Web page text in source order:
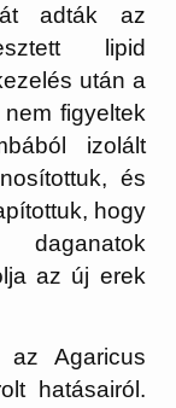
adták az
lipid
után a
figyeltek
izolált
és
hogy
az új erek
az Agaricus
hatásairól.